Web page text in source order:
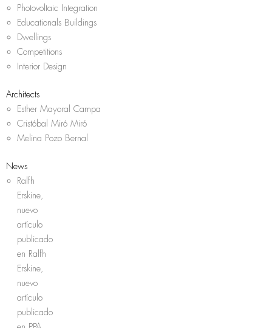
Photovoltaic Integration
Educationals Buildings
Dwellings
Competitions
Interior Design
Architects
Esther Mayoral Campa
Cristóbal Miró Miró
Melina Pozo Bernal
News
Ralfh
Erskine,
nuevo
artículo
publicado
en Ralfh
Erskine,
nuevo
artículo
publicado